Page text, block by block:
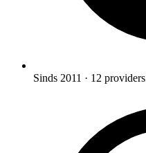
Sinds 2011 · 12 providers